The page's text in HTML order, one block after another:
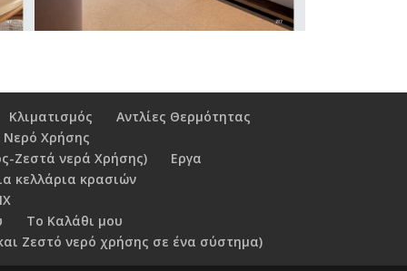
Κλιματισμός
Αντλίες Θερμότητας
Νερό Χρήσης
Ζεστά νερά Χρήσης)
Εργα
κελλάρια κρασιών
Το Καλάθι μου
Ζεστό νερό χρήσης σε ένα σύστημα)